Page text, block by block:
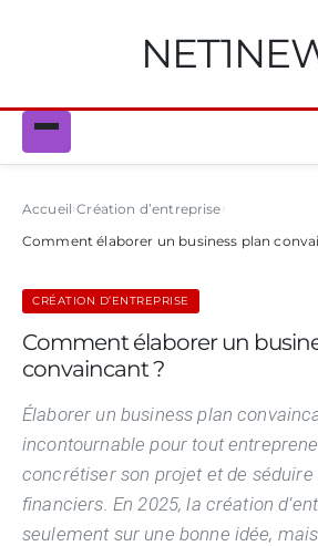
Accueil Création d’entreprise
Comment élaborer un business plan
CRÉATION D’ENTREPRISE
Comment élaborer un
convaincant ?
Élaborer un business plan
incontournable pour tout
concrétiser son projet et de
financiers. En 2025, la création
seulement sur une bonne idée,